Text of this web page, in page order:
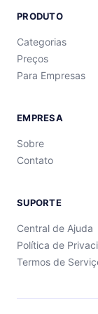
PRODUTO
Categorias
Preços
Para Empresas
EMPRESA
Sobre
Contato
SUPORTE
Central de Ajuda
Política de
Termos de